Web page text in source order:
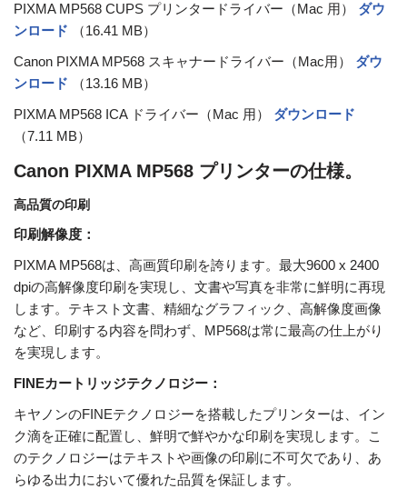
PIXMA MP568 CUPS プリンタードライバー（Mac 用） ダウ
ンロード
（16.41 MB）
Canon PIXMA MP568 スキャナードライバー（Mac用） ダウ
ンロード
（13.16 MB）
PIXMA MP568 ICA ドライバー（Mac 用） ダウンロード
（7.11 MB）
Canon PIXMA MP568 プリンターの仕様。
高品質の印刷
印刷解像度：
PIXMA MP568は、高画質印刷を誇ります。最大9600 x 2400
dpiの高解像度印刷を実現し、文書や写真を非常に鮮明に再現
します。テキスト文書、精細なグラフィック、高解像度画像
など、印刷する内容を問わず、MP568は常に最高の仕上がり
を実現します。
FINEカートリッジテクノロジー：
キヤノンのFINEテクノロジーを搭載したプリンターは、イン
ク滴を正確に配置し、鮮明で鮮やかな印刷を実現します。こ
のテクノロジーはテキストや画像の印刷に不可欠であり、あ
らゆる出力において優れた品質を保証します。